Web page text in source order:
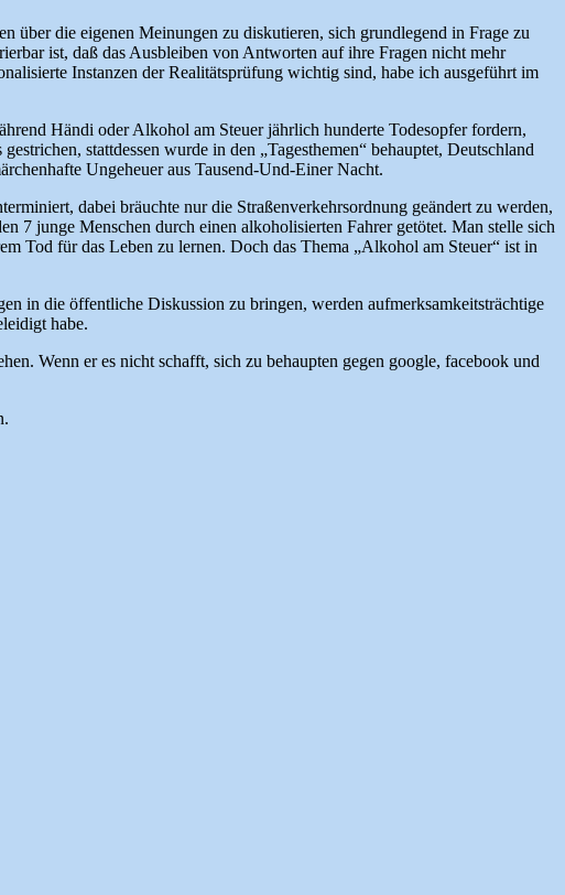
über die eigenen Meinungen zu diskutieren, sich grundlegend in Frage zu
ist, daß das Ausbleiben von Antworten auf ihre Fragen nicht mehr
Instanzen der Realitätsprüfung wichtig sind, habe ich ausgeführt im
Händi oder Alkohol am Steuer jährlich hunderte Todesopfer fordern,
stattdessen wurde in den „Tagesthemen“ behauptet, Deutschland
Ungeheuer aus Tausend-Und-Einer Nacht.
dabei bräuchte nur die Straßenverkehrsordnung geändert zu werden,
7 junge Menschen durch einen alkoholisierten Fahrer getötet. Man stelle sich
Tod für das Leben zu lernen. Doch das Thema „Alkohol am Steuer“ ist in
in die öffentliche Diskussion zu bringen, werden aufmerksamkeitsträchtige
habe.
Wenn er es nicht schafft, sich zu behaupten gegen google, facebook und